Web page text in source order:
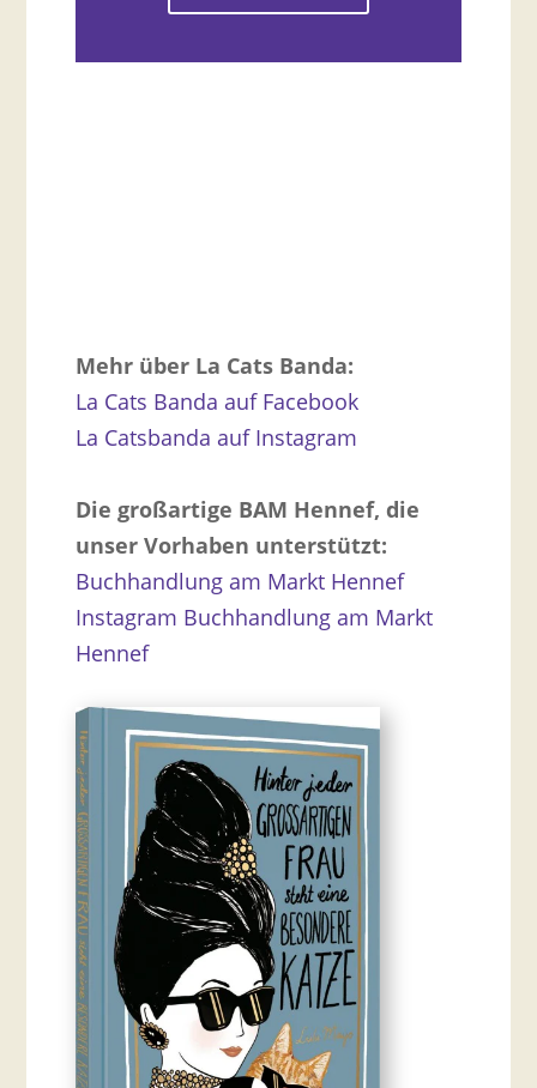
Mehr über La Cats Banda:
La Cats Banda auf Facebook
La Catsbanda auf Instagram
Die großartige BAM Hennef, die
unser Vorhaben unterstützt:
Buchhandlung am Markt Hennef
Instagram Buchhandlung am Markt
Hennef